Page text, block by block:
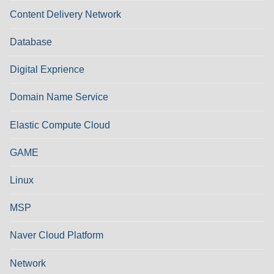
Content Delivery Network
Database
Digital Exprience
Domain Name Service
Elastic Compute Cloud
GAME
Linux
MSP
Naver Cloud Platform
Network